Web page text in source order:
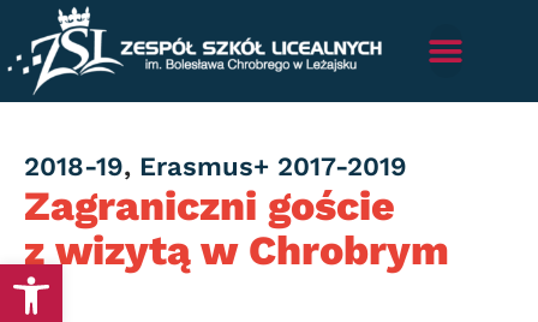
Otwórz pasek narzędzi
Zagraniczni goście
z wizytą w Chrobrym
Category
2018-19, Erasmus+ 2017-2019